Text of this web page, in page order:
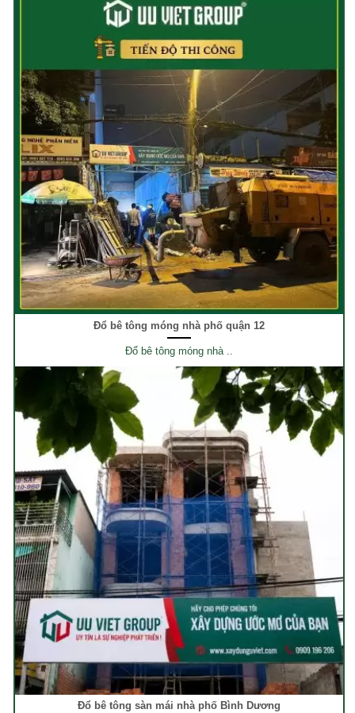
Đổ bê tông móng nhà phố quận 12
Đổ bê tông móng nhà ..
Đổ bê tông sàn mái nhà phố Bình Dương